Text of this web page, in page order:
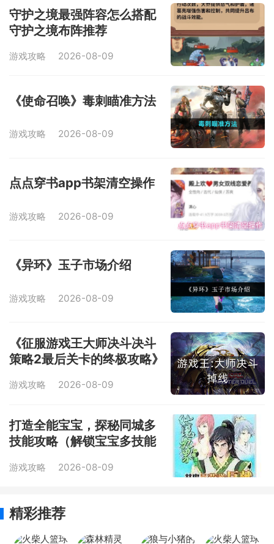
守护之境最强阵容怎么搭配
守护之境布阵推荐
游戏攻略 2026-08-09
《使命召唤》毒刺瞄准方法
游戏攻略 2026-08-09
点点穿书app书架清空操作
游戏攻略 2026-08-09
《异环》玉子市场介绍
游戏攻略 2026-08-09
《征服游戏王大师决斗决斗
策略2最后关卡的终极攻略》
决斗策略2最困难的关卡）
游戏攻略 2026-08-09
打造全能宝宝，探秘同城多
技能攻略（解锁宝宝多技能
游戏攻略 2026-08-09
精彩推荐